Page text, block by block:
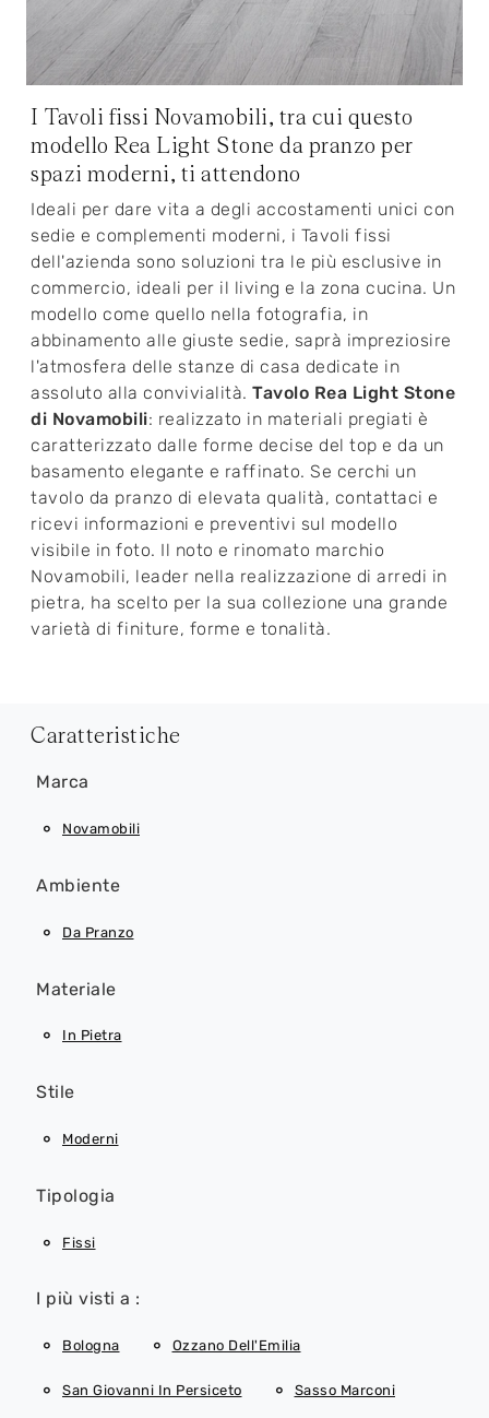
I Tavoli fissi Novamobili, tra cui questo
modello Rea Light Stone da pranzo per
spazi moderni, ti attendono
Ideali per dare vita a degli accostamenti unici con
sedie e complementi moderni, i Tavoli fissi
dell'azienda sono soluzioni tra le più esclusive in
commercio, ideali per il living e la zona cucina. Un
modello come quello nella fotografia, in
abbinamento alle giuste sedie, saprà impreziosire
l'atmosfera delle stanze di casa dedicate in
assoluto alla convivialità. Tavolo Rea Light Stone
di Novamobili: realizzato in materiali pregiati è
caratterizzato dalle forme decise del top e da un
basamento elegante e raffinato. Se cerchi un
tavolo da pranzo di elevata qualità, contattaci e
ricevi informazioni e preventivi sul modello
visibile in foto. Il noto e rinomato marchio
Novamobili, leader nella realizzazione di arredi in
pietra, ha scelto per la sua collezione una grande
varietà di finiture, forme e tonalità.
Caratteristiche
Marca
Novamobili
Ambiente
Da Pranzo
Materiale
In Pietra
Stile
Moderni
Tipologia
Fissi
I più visti a :
Bologna Ozzano Dell'Emilia
San Giovanni In Persiceto Sasso Marconi